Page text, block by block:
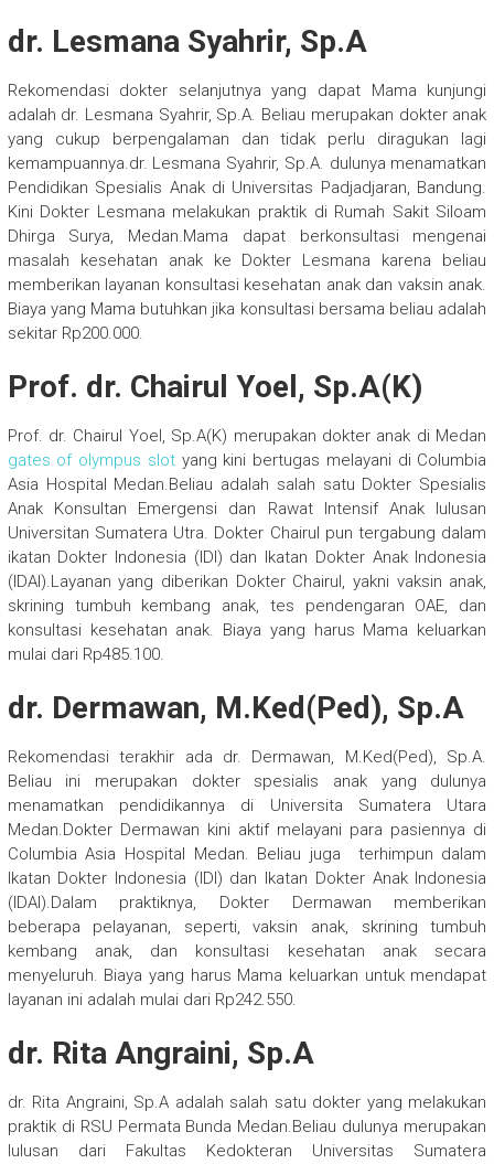
dr. Lesmana Syahrir, Sp.A
Rekomendasi dokter selanjutnya yang dapat Mama kunjungi
adalah dr. Lesmana Syahrir, Sp.A. Beliau merupakan dokter anak
yang cukup berpengalaman dan tidak perlu diragukan lagi
kemampuannya.dr. Lesmana Syahrir, Sp.A. dulunya menamatkan
Pendidikan Spesialis Anak di Universitas Padjadjaran, Bandung.
Kini Dokter Lesmana melakukan praktik di Rumah Sakit Siloam
Dhirga Surya, Medan.Mama dapat berkonsultasi mengenai
masalah kesehatan anak ke Dokter Lesmana karena beliau
memberikan layanan konsultasi kesehatan anak dan vaksin anak.
Biaya yang Mama butuhkan jika konsultasi bersama beliau adalah
sekitar Rp200.000.
Prof. dr. Chairul Yoel, Sp.A(K)
Prof. dr. Chairul Yoel, Sp.A(K) merupakan dokter anak di Medan
gates of olympus slotyang kini bertugas melayani di Columbia
Asia Hospital Medan.Beliau adalah salah satu Dokter Spesialis
Anak Konsultan Emergensi dan Rawat Intensif Anak lulusan
Universitan Sumatera Utra. Dokter Chairul pun tergabung dalam
ikatan Dokter Indonesia (IDI) dan Ikatan Dokter Anak Indonesia
(IDAI).Layanan yang diberikan Dokter Chairul, yakni vaksin anak,
skrining tumbuh kembang anak, tes pendengaran OAE, dan
konsultasi kesehatan anak. Biaya yang harus Mama keluarkan
mulai dari Rp485.100.
dr. Dermawan, M.Ked(Ped), Sp.A
Rekomendasi terakhir ada dr. Dermawan, M.Ked(Ped), Sp.A.
Beliau ini merupakan dokter spesialis anak yang dulunya
menamatkan pendidikannya di Universita Sumatera Utara
Medan.Dokter Dermawan kini aktif melayani para pasiennya di
Columbia Asia Hospital Medan. Beliau juga terhimpun dalam
Ikatan Dokter Indonesia (IDI) dan Ikatan Dokter Anak Indonesia
(IDAI).Dalam praktiknya, Dokter Dermawan memberikan
beberapa pelayanan, seperti, vaksin anak, skrining tumbuh
kembang anak, dan konsultasi kesehatan anak secara
menyeluruh. Biaya yang harus Mama keluarkan untuk mendapat
layanan ini adalah mulai dari Rp242.550.
dr. Rita Angraini, Sp.A
dr. Rita Angraini, Sp.A adalah salah satu dokter yang melakukan
praktik di RSU Permata Bunda Medan.Beliau dulunya merupakan
lulusan dari Fakultas Kedokteran Universitas Sumatera